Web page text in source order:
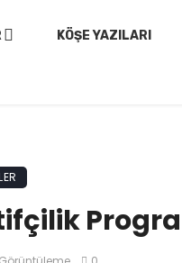
KÖŞE YAZILARI